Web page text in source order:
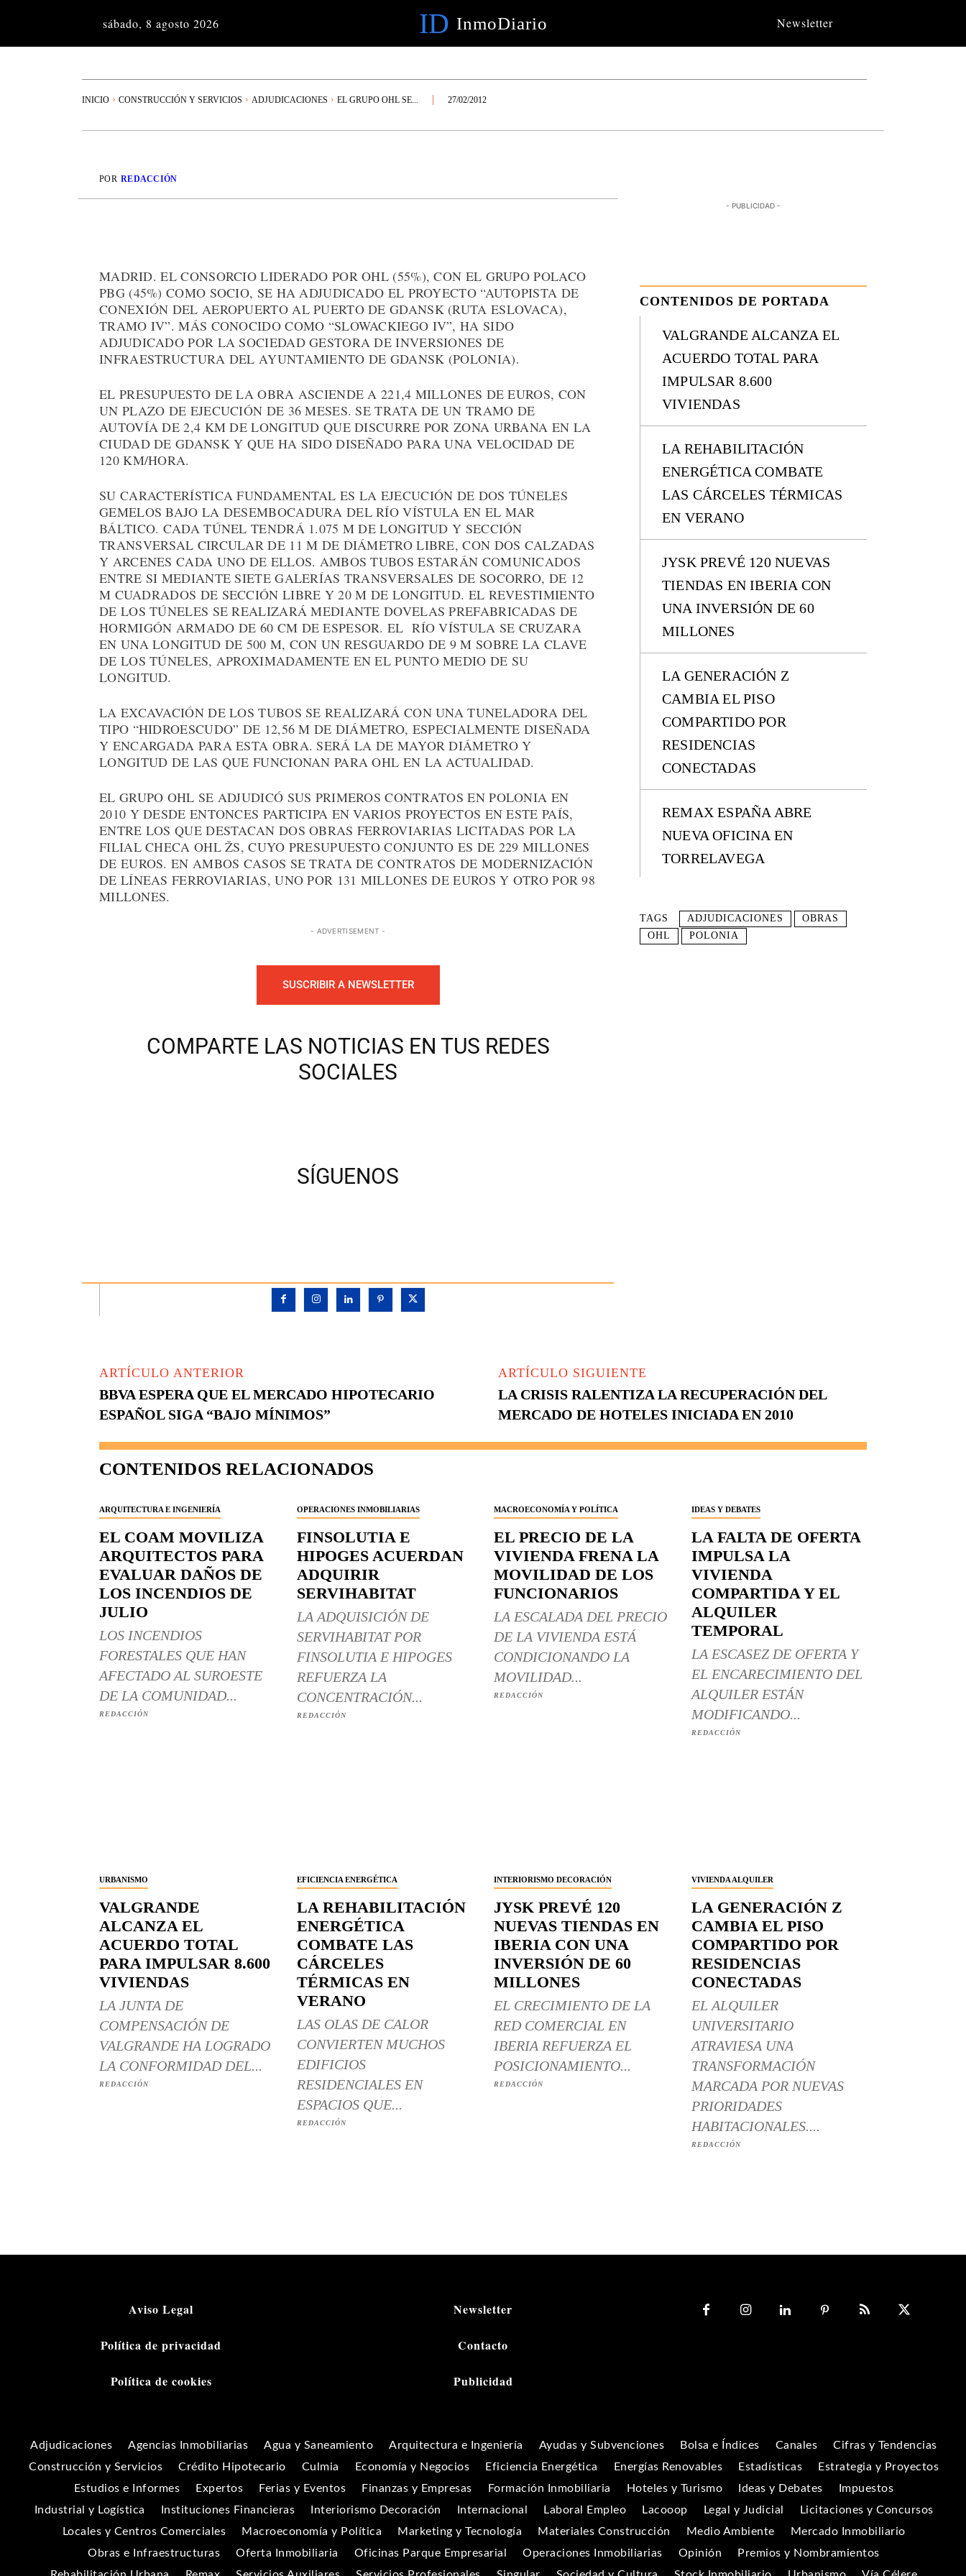
sábado, 8 agosto 2026 ID InmoDiario Newsletter
INICIO CONSTRUCCIÓN Y SERVICIOS ADJUDICACIONES EL GRUPO OHL SE... 27/02/2012
POR REDACCIÓN
MADRID. EL CONSORCIO LIDERADO POR OHL (55%), CON EL GRUPO POLACO
PBG (45%) COMO SOCIO, SE HA ADJUDICADO EL PROYECTO “AUTOPISTA DE
CONEXIÓN DEL AEROPUERTO AL PUERTO DE GDANSK (RUTA ESLOVACA),
TRAMO IV”. MÁS CONOCIDO COMO “SLOWACKIEGO IV”, HA SIDO
ADJUDICADO POR LA SOCIEDAD GESTORA DE INVERSIONES DE
INFRAESTRUCTURA DEL AYUNTAMIENTO DE GDANSK (POLONIA).
EL PRESUPUESTO DE LA OBRA ASCIENDE A 221,4 MILLONES DE EUROS, CON
UN PLAZO DE EJECUCIÓN DE 36 MESES. SE TRATA DE UN TRAMO DE
AUTOVÍA DE 2,4 KM DE LONGITUD QUE DISCURRE POR ZONA URBANA EN LA
CIUDAD DE GDANSK Y QUE HA SIDO DISEÑADO PARA UNA VELOCIDAD DE
120 KM/HORA.
SU CARACTERÍSTICA FUNDAMENTAL ES LA EJECUCIÓN DE DOS TÚNELES
GEMELOS BAJO LA DESEMBOCADURA DEL RÍO VÍSTULA EN EL MAR
BÁLTICO. CADA TÚNEL TENDRÁ 1.075 M DE LONGITUD Y SECCIÓN
TRANSVERSAL CIRCULAR DE 11 M DE DIÁMETRO LIBRE, CON DOS CALZADAS
Y ARCENES CADA UNO DE ELLOS. AMBOS TUBOS ESTARÁN COMUNICADOS
ENTRE SI MEDIANTE SIETE GALERÍAS TRANSVERSALES DE SOCORRO, DE 12
M CUADRADOS DE SECCIÓN LIBRE Y 20 M DE LONGITUD. EL REVESTIMIENTO
DE LOS TÚNELES SE REALIZARÁ MEDIANTE DOVELAS PREFABRICADAS DE
HORMIGÓN ARMADO DE 60 CM DE ESPESOR. EL RÍO VÍSTULA SE CRUZARA
EN UNA LONGITUD DE 500 M, CON UN RESGUARDO DE 9 M SOBRE LA CLAVE
DE LOS TÚNELES, APROXIMADAMENTE EN EL PUNTO MEDIO DE SU
LONGITUD.
LA EXCAVACIÓN DE LOS TUBOS SE REALIZARÁ CON UNA TUNELADORA DEL
TIPO “HIDROESCUDO” DE 12,56 M DE DIÁMETRO, ESPECIALMENTE DISEÑADA
Y ENCARGADA PARA ESTA OBRA. SERÁ LA DE MAYOR DIÁMETRO Y
LONGITUD DE LAS QUE FUNCIONAN PARA OHL EN LA ACTUALIDAD.
EL GRUPO OHL SE ADJUDICÓ SUS PRIMEROS CONTRATOS EN POLONIA EN
2010 Y DESDE ENTONCES PARTICIPA EN VARIOS PROYECTOS EN ESTE PAÍS,
ENTRE LOS QUE DESTACAN DOS OBRAS FERROVIARIAS LICITADAS POR LA
FILIAL CHECA OHL ŽS, CUYO PRESUPUESTO CONJUNTO ES DE 229 MILLONES
DE EUROS. EN AMBOS CASOS SE TRATA DE CONTRATOS DE MODERNIZACIÓN
DE LÍNEAS FERROVIARIAS, UNO POR 131 MILLONES DE EUROS Y OTRO POR 98
MILLONES.
- ADVERTISEMENT -
SUSCRIBIR A NEWSLETTER
COMPARTE LAS NOTICIAS EN TUS REDES
SOCIALES
SÍGUENOS
- PUBLICIDAD -
CONTENIDOS DE PORTADA
VALGRANDE ALCANZA EL
ACUERDO TOTAL PARA
IMPULSAR 8.600
VIVIENDAS
LA REHABILITACIÓN
ENERGÉTICA COMBATE
LAS CÁRCELES TÉRMICAS
EN VERANO
JYSK PREVÉ 120 NUEVAS
TIENDAS EN IBERIA CON
UNA INVERSIÓN DE 60
MILLONES
LA GENERACIÓN Z
CAMBIA EL PISO
COMPARTIDO POR
RESIDENCIAS
CONECTADAS
REMAX ESPAÑA ABRE
NUEVA OFICINA EN
TORRELAVEGA
TAGS ADJUDICACIONES
OBRAS
OHL
POLONIA
ARTÍCULO ANTERIOR
BBVA ESPERA QUE EL MERCADO HIPOTECARIO
ESPAÑOL SIGA “BAJO MÍNIMOS”
ARTÍCULO SIGUIENTE
LA CRISIS RALENTIZA LA RECUPERACIÓN DEL
MERCADO DE HOTELES INICIADA EN 2010
CONTENIDOS RELACIONADOS
ARQUITECTURA E INGENIERÍA
EL COAM MOVILIZA
ARQUITECTOS PARA
EVALUAR DAÑOS DE
LOS INCENDIOS DE
JULIO
LOS INCENDIOS
FORESTALES QUE HAN
AFECTADO AL SUROESTE
DE LA COMUNIDAD...
REDACCIÓN
OPERACIONES INMOBILIARIAS
FINSOLUTIA E
HIPOGES ACUERDAN
ADQUIRIR
SERVIHABITAT
LA ADQUISICIÓN DE
SERVIHABITAT POR
FINSOLUTIA E HIPOGES
REFUERZA LA
CONCENTRACIÓN...
REDACCIÓN
MACROECONOMÍA Y POLÍTICA
EL PRECIO DE LA
VIVIENDA FRENA LA
MOVILIDAD DE LOS
FUNCIONARIOS
LA ESCALADA DEL PRECIO
DE LA VIVIENDA ESTÁ
CONDICIONANDO LA
MOVILIDAD...
REDACCIÓN
IDEAS Y DEBATES
LA FALTA DE OFERTA
IMPULSA LA
VIVIENDA
COMPARTIDA Y EL
ALQUILER
TEMPORAL
LA ESCASEZ DE OFERTA Y
EL ENCARECIMIENTO DEL
ALQUILER ESTÁN
MODIFICANDO...
REDACCIÓN
URBANISMO
VALGRANDE
ALCANZA EL
ACUERDO TOTAL
PARA IMPULSAR 8.600
VIVIENDAS
LA JUNTA DE
COMPENSACIÓN DE
VALGRANDE HA LOGRADO
LA CONFORMIDAD DEL...
REDACCIÓN
EFICIENCIA ENERGÉTICA
LA REHABILITACIÓN
ENERGÉTICA
COMBATE LAS
CÁRCELES
TÉRMICAS EN
VERANO
LAS OLAS DE CALOR
CONVIERTEN MUCHOS
EDIFICIOS
RESIDENCIALES EN
ESPACIOS QUE...
REDACCIÓN
INTERIORISMO DECORACIÓN
JYSK PREVÉ 120
NUEVAS TIENDAS EN
IBERIA CON UNA
INVERSIÓN DE 60
MILLONES
EL CRECIMIENTO DE LA
RED COMERCIAL EN
IBERIA REFUERZA EL
POSICIONAMIENTO...
REDACCIÓN
VIVIENDA ALQUILER
LA GENERACIÓN Z
CAMBIA EL PISO
COMPARTIDO POR
RESIDENCIAS
CONECTADAS
EL ALQUILER
UNIVERSITARIO
ATRAVIESA UNA
TRANSFORMACIÓN
MARCADA POR NUEVAS
PRIORIDADES
HABITACIONALES....
REDACCIÓN
Aviso Legal
Política de privacidad
Política de cookies
Newsletter
Contacto
Publicidad
Adjudicaciones Agencias Inmobiliarias Agua y Saneamiento Arquitectura e Ingeniería Ayudas y Subvenciones Bolsa e Índices Canales
Cifras y Tendencias
Construcción y Servicios
Crédito Hipotecario Culmia Economía y Negocios Eficiencia Energética Energías Renovables Estadísticas
Estrategia y Proyectos
Estudios e Informes
Expertos Ferias y Eventos Finanzas y Empresas Formación Inmobiliaria Hoteles y Turismo Ideas y Debates
Impuestos
Industrial y Logística
Instituciones Financieras Interiorismo Decoración Internacional Laboral Empleo Lacooop Legal y Judicial
Licitaciones y Concursos
Locales y Centros Comerciales
Macroeconomía y Política Marketing y Tecnología Materiales Construcción Medio Ambiente
Mercado Inmobiliario
Obras e Infraestructuras
Oferta Inmobiliaria Oficinas Parque Empresarial Operaciones Inmobiliarias Opinión
Premios y Nombramientos